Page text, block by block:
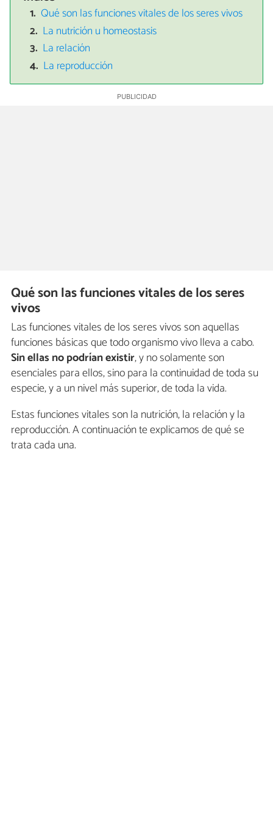
Qué son las funciones vitales de los seres vivos
La nutrición u homeostasis
La relación
La reproducción
Qué son las funciones vitales de los seres
vivos
Las funciones vitales de los seres vivos son aquellas
funciones básicas que todo organismo vivo lleva a cabo.
Sin ellas no podrían existir, y no solamente son
esenciales para ellos, sino para la continuidad de toda su
especie, y a un nivel más superior, de toda la vida.
Estas funciones vitales son la nutrición, la relación y la
reproducción. A continuación te explicamos de qué se
trata cada una.